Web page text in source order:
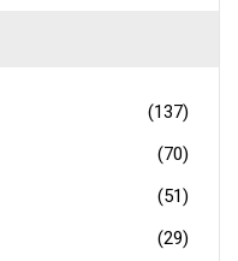
(137)
(70)
(51)
(29)